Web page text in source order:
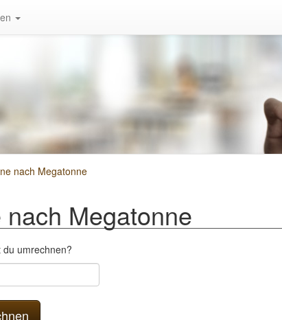
nach Megatonne
Megatonne
umrechnen?